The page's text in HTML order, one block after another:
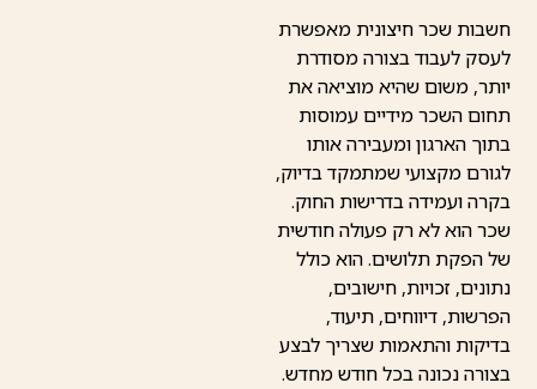
חשבות שכר חיצונית מאפשרת
לעסק לעבוד בצורה מסודרת
יותר, משום שהיא מוציאה את
תחום השכר מידיים עמוסות
בתוך הארגון ומעבירה אותו
לגורם מקצועי שמתמקד בדיוק,
בקרה ועמידה בדרישות החוק.
שכר הוא לא רק פעולה חודשית
של הפקת תלושים. הוא כולל
נתונים, זכויות, חישובים,
הפרשות, דיווחים, תיעוד,
בדיקות והתאמות שצריך לבצע
בצורה נכונה בכל חודש מחדש.